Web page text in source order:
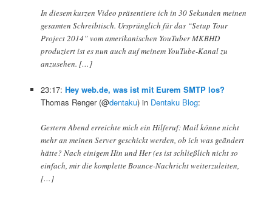
In diesem kurzen Video präsentiere ich in 30 Sekunden meinen
gesamten Schreibtisch. Ursprünglich für das “Setup Tour
Project 2014” vom amerikanischen YouTuber MKBHD
produziert ist es nun auch auf meinem YouTube-Kanal zu
anzusehen. […]
23:17: Hey web.de, was ist mit Eurem SMTP los?
Thomas Renger (@dentaku) in Dentaku Blog:
Gestern Abend erreichte mich ein Hilferuf: Mail könne nicht
mehr an meinen Server geschickt werden, ob ich was geändert
hätte? Nach einigem Hin und Her (es ist schließlich nicht so
einfach, mir die komplette Bounce-Nachricht weiterzuleiten,
[…]